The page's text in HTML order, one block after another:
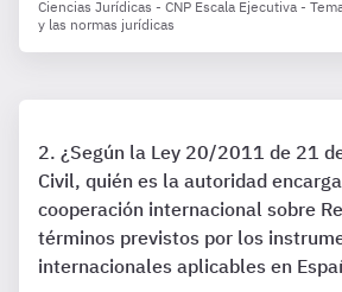
Ciencias Jurídicas - CNP Escala Ejecutiva -
y las normas jurídicas
¿Según la Ley 20/2011 de 21
Civil, quién es la autoridad
cooperación internacional sobre
términos previstos por los
internacionales aplicables en